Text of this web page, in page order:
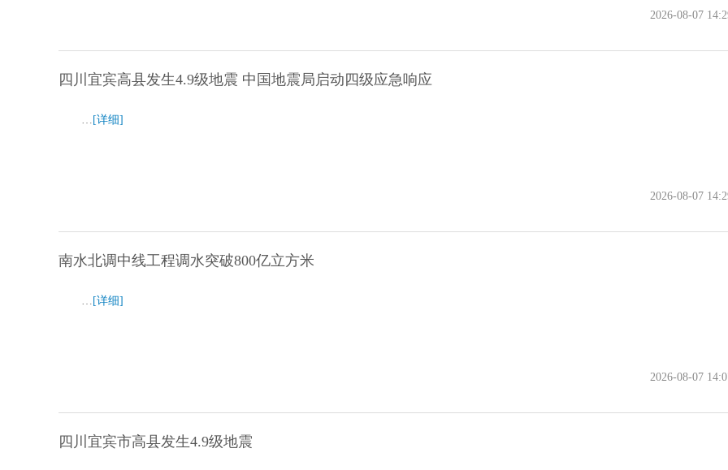
2026-08-07
四川宜宾高县发生4.9级地震 中国地震局启动四级应急响应
… [详细]
2026-08-07
南水北调中线工程调水突破800亿立方米
… [详细]
2026-08-07
四川宜宾市高县发生4.9级地震